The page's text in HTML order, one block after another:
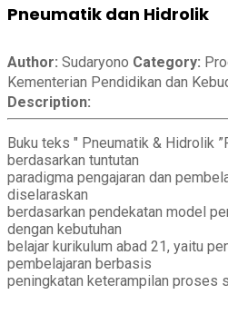
Pneumatik dan Hidrolik
Author: Sudaryono Category:
Kementerian Pendidikan dan
Description:
Buku teks ″ Pneumatik & Hidrolik
berdasarkan tuntutan
paradigma pengajaran dan
diselaraskan
berdasarkan pendekatan model
dengan kebutuhan
belajar kurikulum abad 21, yaitu
pembelajaran berbasis
peningkatan keterampilan proses